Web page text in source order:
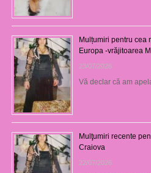
Mulțumiri pentru cea
Europa -vrăjitoarea
23/07/2026
Vă declar că am
Mulţumiri recente
Craiova
22/07/2026